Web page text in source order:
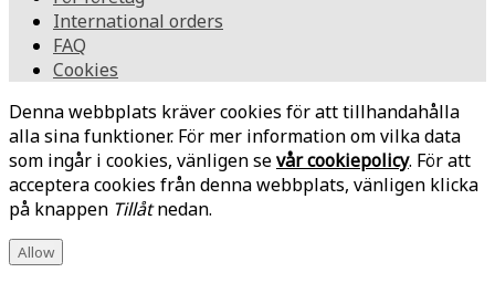
International orders
FAQ
Cookies
Denna webbplats kräver cookies för att tillhandahålla
alla sina funktioner. För mer information om vilka data
som ingår i cookies, vänligen sevår cookiepolicy. För att
acceptera cookies från denna webbplats, vänligen klicka
på knappen Tillåtnedan.
Allow